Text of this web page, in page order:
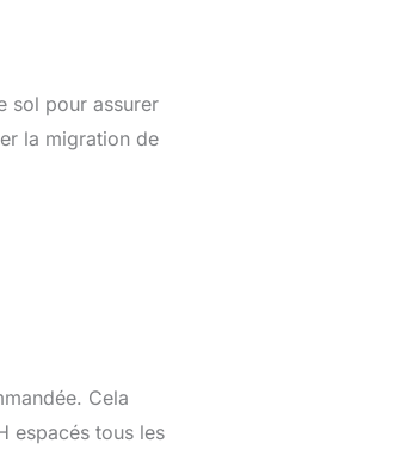
sol pour assurer
la migration de
Cela
espacés tous les